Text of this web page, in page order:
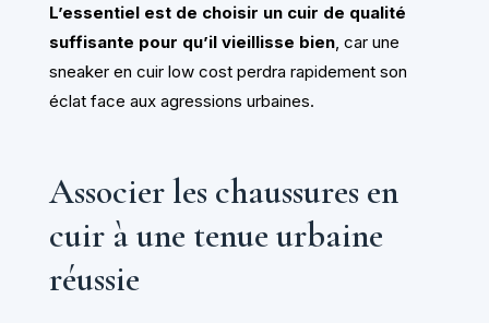
L’essentiel est de choisir un cuir de qualité
suffisante pour qu’il vieillisse bien, car une
sneaker en cuir low cost perdra rapidement son
éclat face aux agressions urbaines.
Associer les chaussures en
cuir à une tenue urbaine
réussie